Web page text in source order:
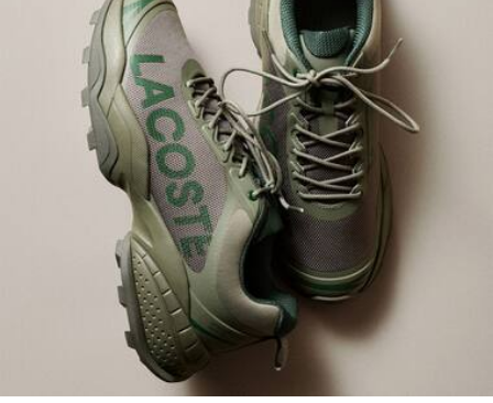
Robusta suola in gomma ad alta aderenza
Grande dettaglio testurizzato del marchio Lacoste sul
pannello centrale
Peso approssimativo per scarpa: 439,69 g
Scopri di più qui